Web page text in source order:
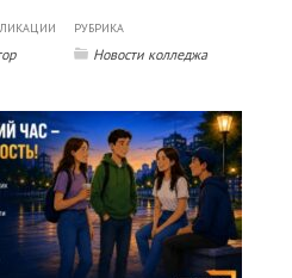
РУБРИКА
Новости колледжа